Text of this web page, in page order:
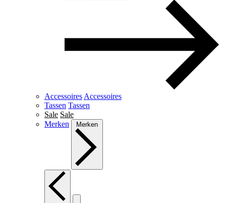
Accessoires Accessoires
Tassen Tassen
Sale Sale
Merken
Merken